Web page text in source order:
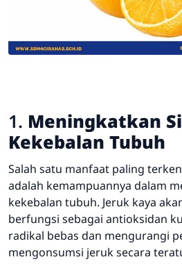
1. Meningkatkan
Kekebalan Tubuh
Salah satu manfaat paling
adalah kemampuannya dalam
kekebalan tubuh. Jeruk kaya
berfungsi sebagai antioksidan
radikal bebas dan mengurangi
mengonsumsi jeruk secara